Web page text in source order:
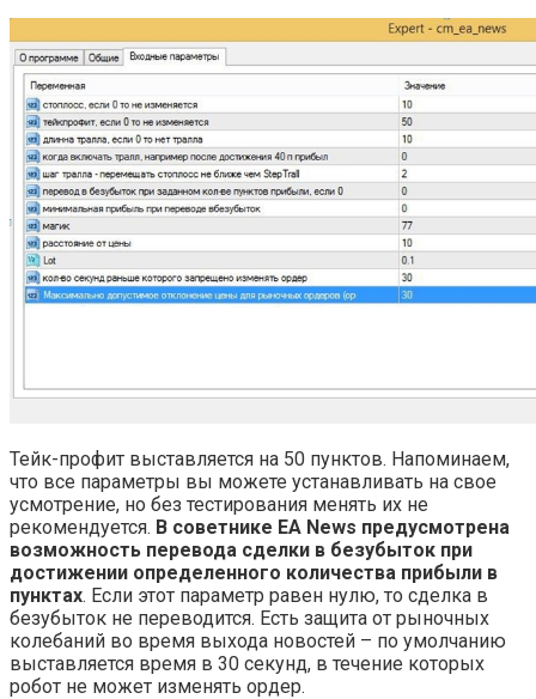
Тейк-профит выставляется на 50 пунктов. Напоминаем,
что все параметры вы можете устанавливать на свое
усмотрение, но без тестирования менять их не
рекомендуется. В советнике EA News предусмотрена
возможность перевода сделки в безубыток при
достижении определенного количества прибыли в
пунктах. Если этот параметр равен нулю, то сделка в
безубыток не переводится. Есть защита от рыночных
колебаний во время выхода новостей – по умолчанию
выставляется время в 30 секунд, в течение которых
робот не может изменять ордер.